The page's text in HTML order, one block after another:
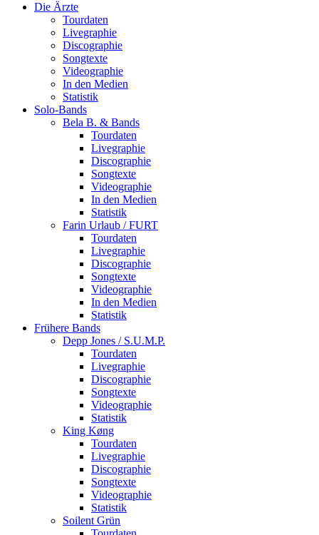
Die Ärzte
Tourdaten
Livegraphie
Discographie
Songtexte
Videographie
In den Medien
Statistik
Solo-Bands
Bela B. & Bands
Tourdaten
Livegraphie
Discographie
Songtexte
Videographie
In den Medien
Statistik
Farin Urlaub / FURT
Tourdaten
Livegraphie
Discographie
Songtexte
Videographie
In den Medien
Statistik
Frühere Bands
Depp Jones / S.U.M.P.
Tourdaten
Livegraphie
Discographie
Songtexte
Videographie
Statistik
King Køng
Tourdaten
Livegraphie
Discographie
Songtexte
Videographie
Statistik
Soilent Grün